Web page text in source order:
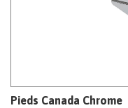
Pieds Canada Chrome